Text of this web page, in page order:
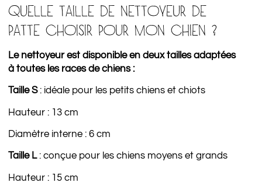
QUELLE TAILLE DE NETTOYEUR DE
PATTE CHOISIR POUR MON CHIEN ?
Le nettoyeur est disponible en deux tailles adaptées
à toutes les races de chiens :
Taille S: idéale pour les petits chiens et chiots
Hauteur : 13 cm
Diamètre interne : 6 cm
Taille L: conçue pour les chiens moyens et grands
Hauteur : 15 cm